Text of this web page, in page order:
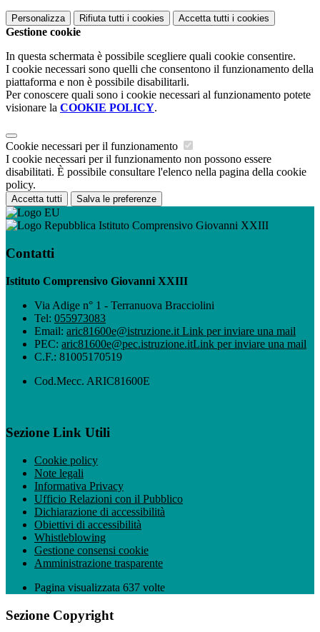
Personalizza Rifiuta tutti i cookies Accetta tutti i cookies
Gestione cookie
In questa schermata è possibile scegliere quali cookie consentire.
I cookie necessari sono quelli che consentono il funzionamento della
piattaforma e non è possibile disabilitarli.
Per conoscere quali sono i cookie necessari al funzionamento potete
visionare la COOKIE POLICY.
Cookie necessari per il funzionamento
I cookie necessari per il funzionamento non possono essere
disabilitati. È possibile consultare l'elenco nella pagina della cookie
policy.
Accetta tutti Salva le preferenze
Istituto Comprensivo Giovanni XXIII
Contatti
Istituto Comprensivo Giovanni XXIII
Via Adige n° 1 - Terranuova Bracciolini
Tel: 055973083
Email: aric81600e@istruzione.it Link per inviare una mail
PEC: aric81600e@pec.istruzione.itLink per inviare una mail
C.F.: 81005170519
Cod.Mecc. ARIC81600E
Sezione Link Utili
Cookie policy
Note legali
Informativa Privacy
Ufficio Relazioni con il Pubblico
Dichiarazione di accessibilità
Obiettivi di accessibilità
Whistleblowing
Gestione consensi cookie
Amministrazione trasparente
Pagina visualizzata 637 volte
Sezione Copyright